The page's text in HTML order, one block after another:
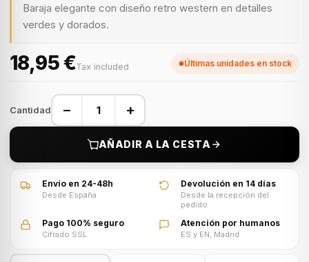
Baraja elegante con diseño retro western en detalles
verdes y dorados.
18,95 €Tax included Últimas unidades en stock
Cantidad − +
AÑADIR A LA CESTA
Envío en 24-48h
Desde España
Devolución en 14 días
Desde la recepción del
pedido
Pago 100% seguro
Cifrado SSL
Atención por humanos
ES y EN, Madrid